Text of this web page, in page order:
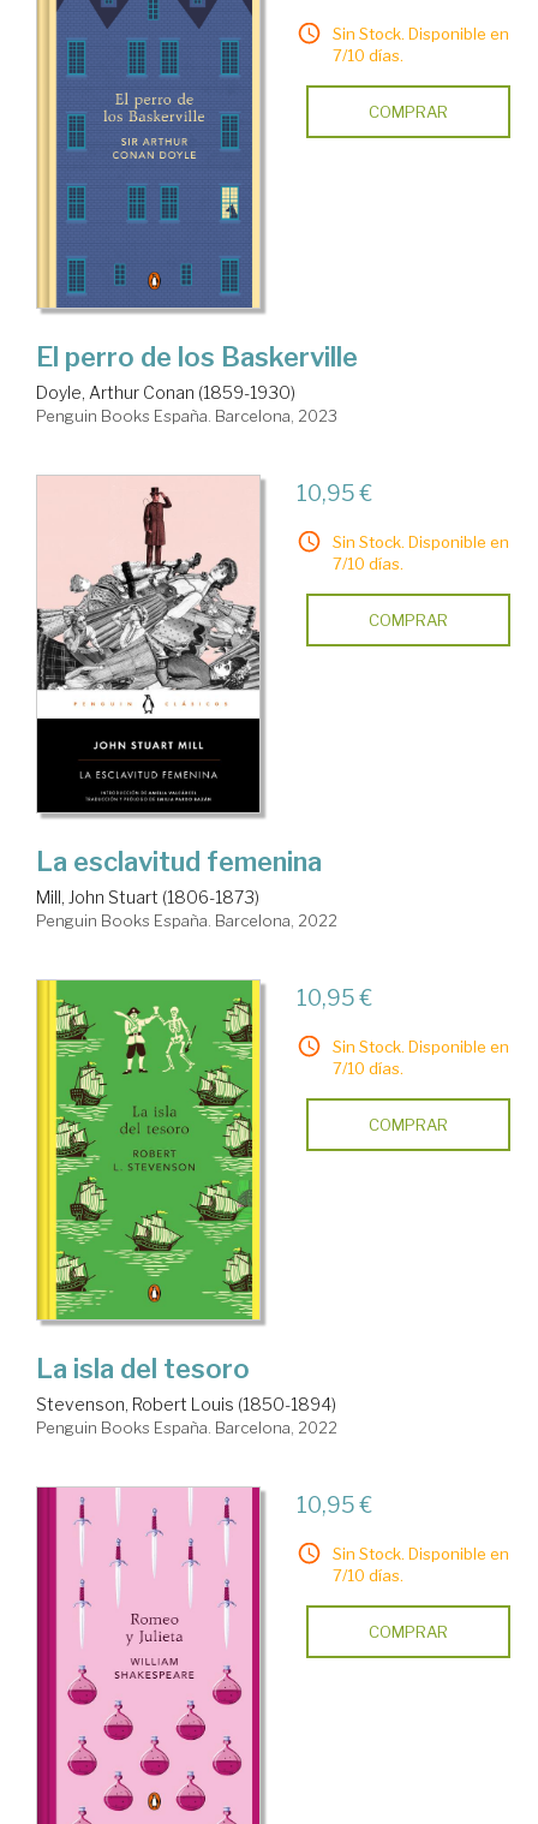
Sin Stock. Disponible en
7/10 días.
COMPRAR
El perro de los Baskerville
Doyle, Arthur Conan (1859-1930)
Penguin Books España. Barcelona, 2023
10,95 €
Sin Stock. Disponible en
7/10 días.
COMPRAR
La esclavitud femenina
Mill, John Stuart (1806-1873)
Penguin Books España. Barcelona, 2022
10,95 €
Sin Stock. Disponible en
7/10 días.
COMPRAR
La isla del tesoro
Stevenson, Robert Louis (1850-1894)
Penguin Books España. Barcelona, 2022
10,95 €
Sin Stock. Disponible en
7/10 días.
COMPRAR